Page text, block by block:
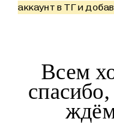
аккаунт в ТГ и
Всем